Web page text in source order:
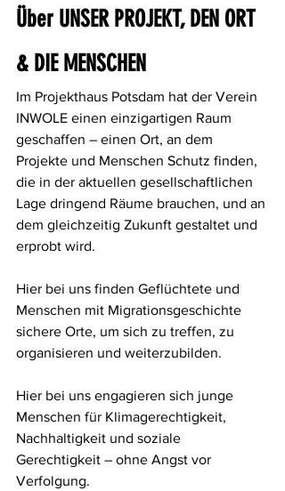
Über UNSER PROJEKT, DEN ORT
& DIE MENSCHEN
Im Projekthaus Potsdam hat der Verein
INWOLE einen einzigartigen Raum
geschaffen – einen Ort, an dem
Projekte und Menschen Schutz finden,
die in der aktuellen gesellschaftlichen
Lage dringend Räume brauchen, und an
dem gleichzeitig Zukunft gestaltet und
erprobt wird.
Hier bei uns finden Geflüchtete und
Menschen mit Migrationsgeschichte
sichere Orte, um sich zu treffen, zu
organisieren und weiterzubilden.
Hier bei uns engagieren sich junge
Menschen für Klimagerechtigkeit,
Nachhaltigkeit und soziale
Gerechtigkeit – ohne Angst vor
Verfolgung.